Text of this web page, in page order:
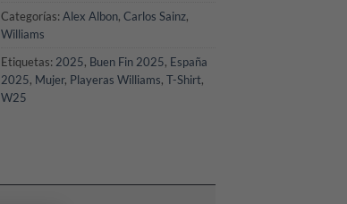
Categorías: Alex Albon, Carlos Sainz,
Williams
Etiquetas: 2025, Buen Fin 2025, España
2025, Mujer, Playeras Williams, T-Shirt,
W25